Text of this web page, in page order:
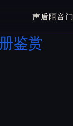
声盾隔音门
鉴赏